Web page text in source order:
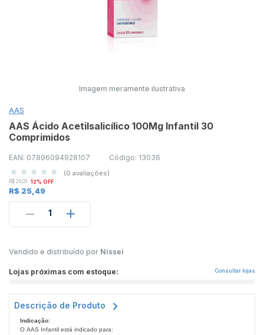
Imagem meramente ilustrativa
AAS
AAS Ácido Acetilsalicílico 100Mg Infantil 30
Comprimidos
EAN: 07896094928107 Código: 13036
(0 avaliações)
R$ 29,03 12% OFF
R$ 25,49
1
Vendido e distribuído por Nissei
Lojas próximas com estoque: Consultar lojas
Descrição de Produto
Indicação:
O AAS Infantil está indicado para: